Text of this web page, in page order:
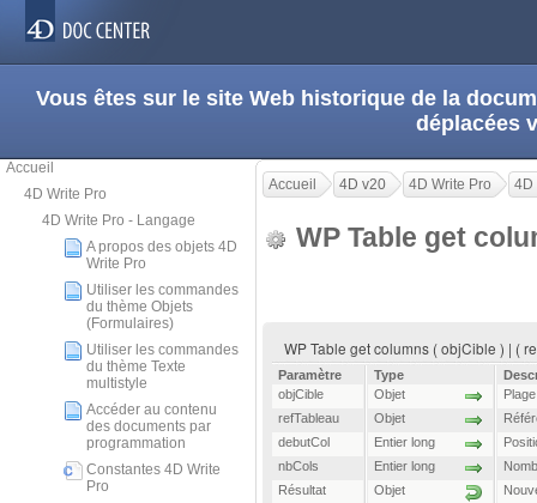
Vous êtes sur le site Web historique de la
déplacées
Accueil
4D Write Pro
4D Write Pro - Langage
A propos des objets 4D
Write Pro
Utiliser les commandes
du thème Objets
(Formulaires)
Utiliser les commandes
du thème Texte
multistyle
Accéder au contenu
des documents par
programmation
Constantes 4D Write
Pro
Accueil 4D v20 4D Write Pro 4D
WP Table get
WP Table get columns ( objCible ) | (
Paramètre Type
objCible
Objet
refTableau
Objet
debutCol
Entier long
nbCols
Entier long
Résultat
Objet